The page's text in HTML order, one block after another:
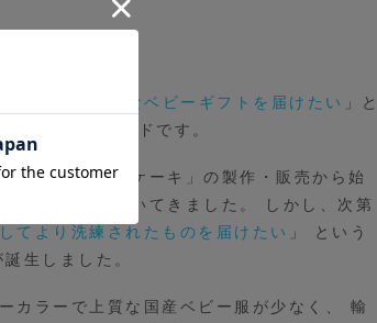
もっと上品なベビーギフトを届けたい 」と
も向けブランドです。
げた「おむつケーキ」の製作・販売から始
”の声をいただいてきました。 しかし、次第
てより洗練されたものを届けたい 」 という
生しました。
カラーで上質な国産ベビー服が少なく、 輸